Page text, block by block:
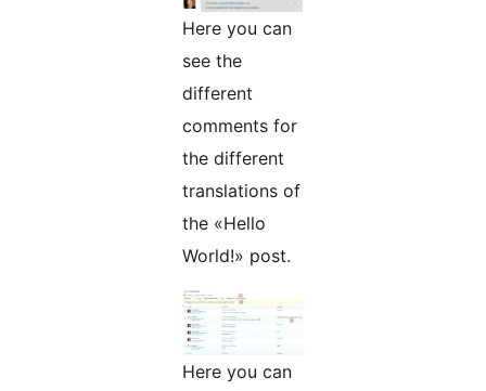
Here you can
see the
different
comments for
the different
translations of
the «Hello
World!» post.
Here you can